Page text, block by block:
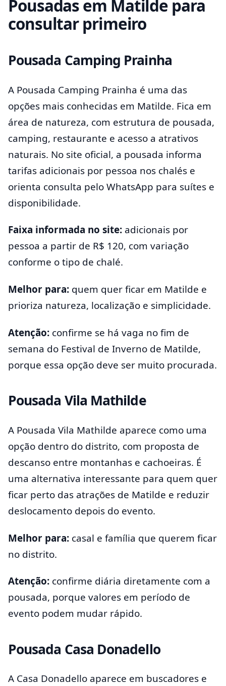
Pousadas em Matilde para
consultar primeiro
Pousada Camping Prainha
A Pousada Camping Prainha é uma das
opções mais conhecidas em Matilde. Fica em
área de natureza, com estrutura de pousada,
camping, restaurante e acesso a atrativos
naturais. No site oficial, a pousada informa
tarifas adicionais por pessoa nos chalés e
orienta consulta pelo WhatsApp para suítes e
disponibilidade.
Faixa informada no site: adicionais por
pessoa a partir de R$ 120, com variação
conforme o tipo de chalé.
Melhor para: quem quer ficar em Matilde e
prioriza natureza, localização e simplicidade.
Atenção: confirme se há vaga no fim de
semana do Festival de Inverno de Matilde,
porque essa opção deve ser muito procurada.
Pousada Vila Mathilde
A Pousada Vila Mathilde aparece como uma
opção dentro do distrito, com proposta de
descanso entre montanhas e cachoeiras. É
uma alternativa interessante para quem quer
ficar perto das atrações de Matilde e reduzir
deslocamento depois do evento.
Melhor para: casal e família que querem ficar
no distrito.
Atenção: confirme diária diretamente com a
pousada, porque valores em período de
evento podem mudar rápido.
Pousada Casa Donadello
A Casa Donadello aparece em buscadores e